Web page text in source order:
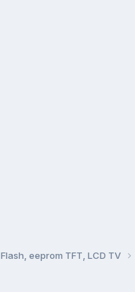
Flash, eeprom TFT, LCD TV